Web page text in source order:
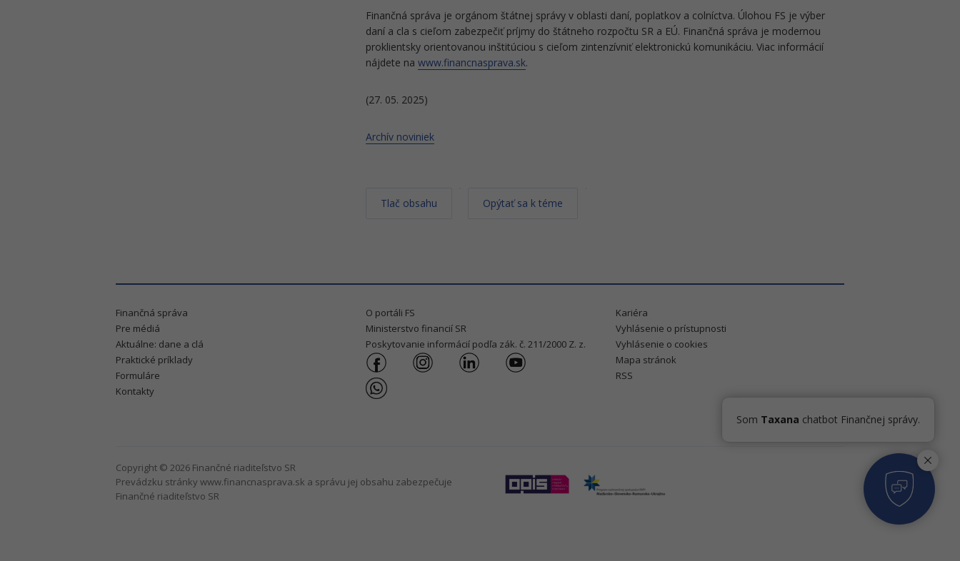
Finančná správa je orgánom štátnej správy v oblasti daní, poplatkov a colníctva. Úlohou FS je výber
daní a cla s cieľom zabezpečiť príjmy do štátneho rozpočtu SR a EÚ. Finančná správa je modernou
proklientsky orientovanou inštitúciou s cieľom zintenzívniť elektronickú komunikáciu. Viac informácií
nájdete na www.financnasprava.sk.
(27. 05. 2025)
Archív noviniek
Tlač obsahu Opýtať sa k téme
Finančná správa
Pre médiá
Aktuálne: dane a clá
Praktické príklady
Formuláre
Kontakty
O portáli FS
Ministerstvo financií SR
Poskytovanie informácií podľa zák. č. 211/2000 Z. z.
Kariéra
Vyhlásenie o prístupnosti
Vyhlásenie o cookies
Mapa stránok
RSS
Copyright © 2026 Finančné riaditeľstvo SR
Prevádzku stránky www.financnasprava.sk a správu jej obsahu zabezpečuje
Finančné riaditeľstvo SR
Som Taxana chatbot Finančnej správy.